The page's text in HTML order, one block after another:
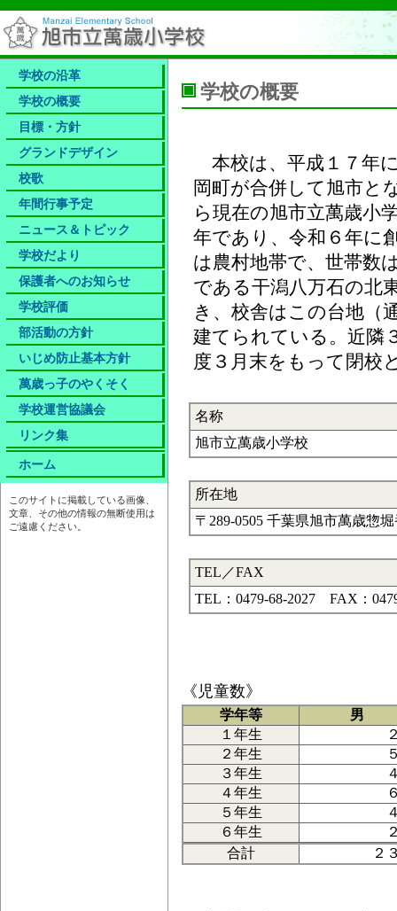
学校の沿革
学校の概要
目標・方針
グランドデザイン
校歌
年間行事予定
ニュース＆トピック
学校だより
保護者へのお知らせ​
学校評価
部活動の方針
いじめ防止基本方針
萬歳っ子のやくそく
学校運営協議会
リンク集
ホーム
このサイトに掲載している画像、
文章、その他の情報の無断使用は
ご遠慮ください。
学校の概要
本校は、平成１７年
岡町が合併して旭市と
ら現在の旭市立萬歳小
年であり、令和６年に
は農村地帯で、世帯数
である干潟八万石の北
き、校舎はこの台地（
建てられている。近隣
度３月末をもって閉校
名称
旭市立萬歳小学校
所在地
〒289-0505 千葉県旭市萬歳惣
TEL／FAX
TEL：0479-68-2027 FAX：
《児童数》
学年等
男
１年生
２年生
３年生
４年生
５年生
６年生
合計
２